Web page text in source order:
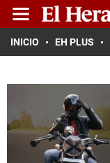
INICIO EH PLUS